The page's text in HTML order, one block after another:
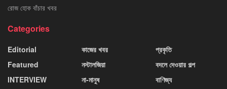
রোজ হোক বাঁচার খবর
Categories
Editorial
Featured
INTERVIEW
কাজের খবর
নস্টালজিয়া
না-মানুষ
প্রকৃতি
বদলে দেওয়ার গল্প
বাণিজ্য